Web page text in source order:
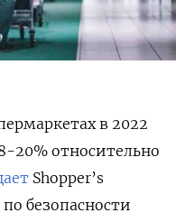
в 2022
20% относительно
Shopper’s
безопасности